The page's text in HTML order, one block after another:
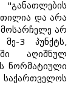
"განათლების
და არა
არ
3 პუნქტს,
აღიშნულ
ნორმატიული
საქართველოს